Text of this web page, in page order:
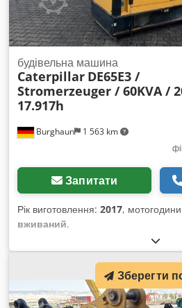
Burghaun 1 563 km
будівельна машина
Caterpillar DE65E3 /
Stromerzeuger / 60KVA /
17.917h
Запитати
Рік виготовлення: 2017,
вживаний,
Зберегти